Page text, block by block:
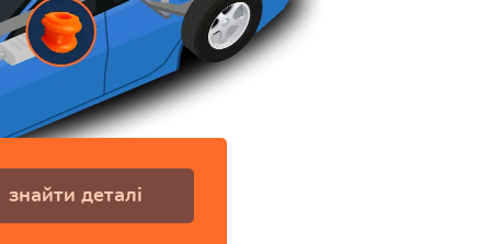
знайти деталі